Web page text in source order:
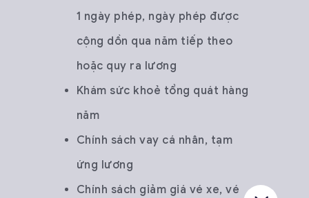
1 ngày phép, ngày phép được
cộng dồn qua năm tiếp theo
hoặc quy ra lương
Khám sức khoẻ tổng quát hàng
năm
Chính sách vay cá nhân, tạm
ứng lương
Chính sách giảm giá vé xe, vé